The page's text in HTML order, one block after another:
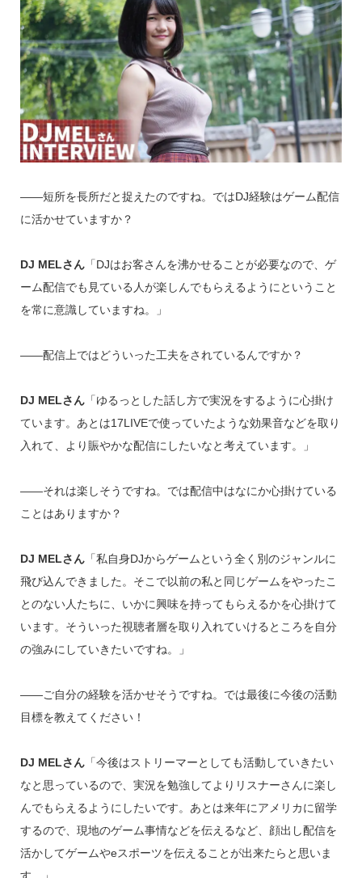
――短所を長所だと捉えたのですね。ではDJ経験はゲーム配信
に活かせていますか？
DJ MELさん「DJはお客さんを沸かせることが必要なので、ゲ
ーム配信でも見ている人が楽しんでもらえるようにということ
を常に意識していますね。」
――配信上ではどういった工夫をされているんですか？
DJ MELさん「ゆるっとした話し方で実況をするように心掛け
ています。あとは17LIVEで使っていたような効果音などを取り
入れて、より賑やかな配信にしたいなと考えています。」
――それは楽しそうですね。では配信中はなにか心掛けている
ことはありますか？
DJ MELさん「私自身DJからゲームという全く別のジャンルに
飛び込んできました。そこで以前の私と同じゲームをやったこ
とのない人たちに、いかに興味を持ってもらえるかを心掛けて
います。そういった視聴者層を取り入れていけるところを自分
の強みにしていきたいですね。」
――ご自分の経験を活かせそうですね。では最後に今後の活動
目標を教えてください！
DJ MELさん「今後はストリーマーとしても活動していきたい
なと思っているので、実況を勉強してよりリスナーさんに楽し
んでもらえるようにしたいです。あとは来年にアメリカに留学
するので、現地のゲーム事情などを伝えるなど、顔出し配信を
活かしてゲームやeスポーツを伝えることが出来たらと思いま